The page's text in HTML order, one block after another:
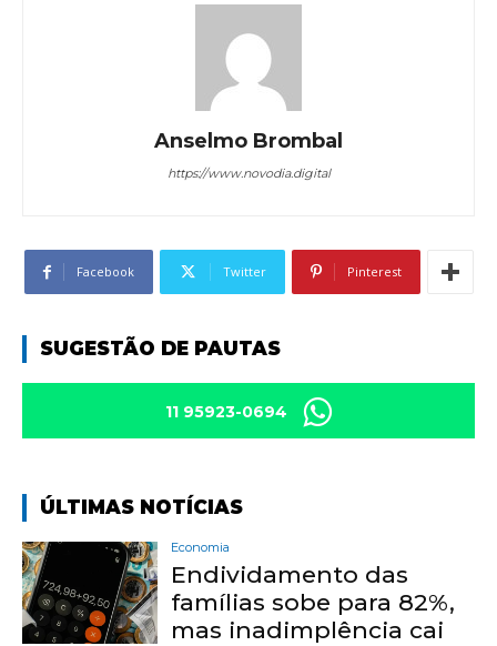
Anselmo Brombal
https://www.novodia.digital
Facebook Twitter Pinterest
SUGESTÃO DE PAUTAS
11 95923-0694
ÚLTIMAS NOTÍCIAS
Economia
Endividamento das
famílias sobe para 82%,
mas inadimplência cai